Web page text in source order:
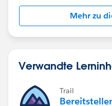
Mehr zu
Verwandte
Trail